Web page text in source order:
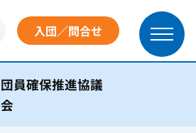
入団／問合せ
団員確保推進協議
会